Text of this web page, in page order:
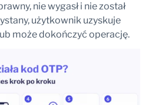
nie wygasł i nie został
użytkownik uzyskuje
może dokończyć operację.